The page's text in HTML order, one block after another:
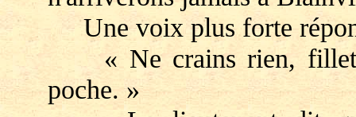
Une voix plus forte
« Ne crains rien,
poche. »